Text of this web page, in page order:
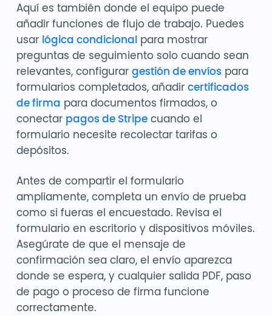
Aquí es también donde el equipo puede
añadir funciones de flujo de trabajo. Puedes
usar lógica condicionalpara mostrar
preguntas de seguimiento solo cuando sean
relevantes, configurar gestión de envíospara
formularios completados, añadir certificados
de firma para documentos firmados, o
conectar pagos de Stripecuando el
formulario necesite recolectar tarifas o
depósitos.
Antes de compartir el formulario
ampliamente, completa un envío de prueba
como si fueras el encuestado. Revisa el
formulario en escritorio y dispositivos móviles.
Asegúrate de que el mensaje de
confirmación sea claro, el envío aparezca
donde se espera, y cualquier salida PDF, paso
de pago o proceso de firma funcione
correctamente.